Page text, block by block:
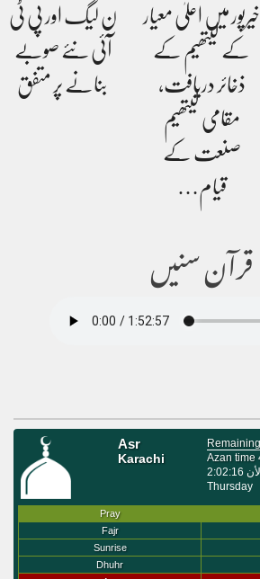
خیرپور میں اعلیٰ معیار
کے لیتھیم کے
ذخائر دریافت،
مقامی لیتھیم
صنعت کے
قیام…
ن لیگ اور پی ٹی
آئی نئے صوبے
بنانے پر متفق
قرآن سنیں